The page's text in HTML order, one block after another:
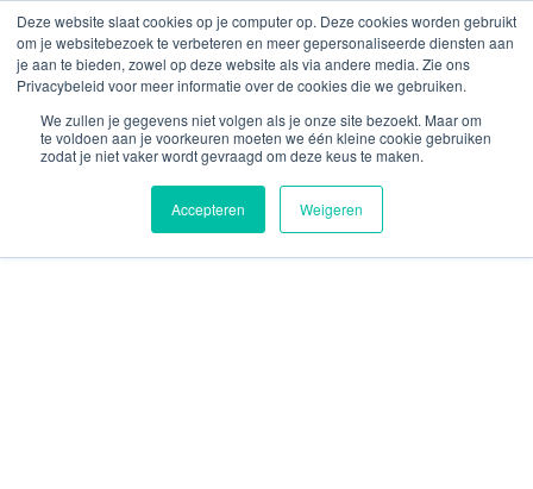
Deze website slaat cookies op je computer op. Deze cookies worden gebruikt
om je websitebezoek te verbeteren en meer gepersonaliseerde diensten aan
je aan te bieden, zowel op deze website als via andere media. Zie ons
Privacybeleid voor meer informatie over de cookies die we gebruiken.
We zullen je gegevens niet volgen als je onze site bezoekt. Maar om
te voldoen aan je voorkeuren moeten we één kleine cookie gebruiken
zodat je niet vaker wordt gevraagd om deze keus te maken.
Accepteren Weigeren
info@melania.nl
Voor en door sterke